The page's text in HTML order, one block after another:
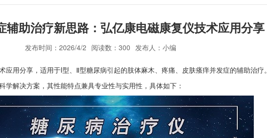
辅助治疗新思路：弘亿康电磁康复仪技术应用分享
发布时间：2026/4/2 阅读数：300 发布人：小编
应用分享，适用于I型、Ⅱ型糖尿病引起的肢体麻木、疼痛、皮肤瘙痒并发症的辅助治疗。
解决方案，其性能特点兼具专业性与实用性，具体如下：